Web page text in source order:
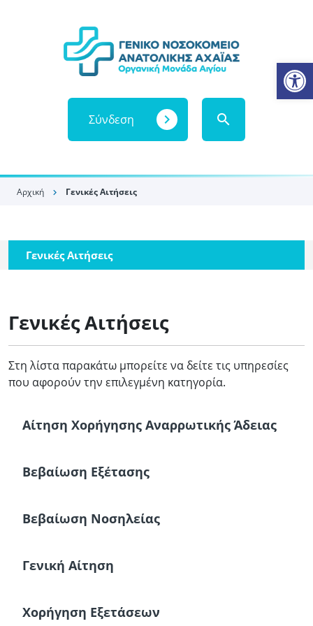
search
Σύνδεση navigate_next
Αρχική chevron_right Γενικές Αιτήσεις
Γενικές Αιτήσεις
Γενικές Αιτήσεις
Στη λίστα παρακάτω μπορείτε να δείτε τις υπηρεσίες
που αφορούν την επιλεγμένη κατηγορία.
Αίτηση Χορήγησης Αναρρωτικής Άδειας
Βεβαίωση Εξέτασης
Βεβαίωση Νοσηλείας
Γενική Αίτηση
Χορήγηση Εξετάσεων